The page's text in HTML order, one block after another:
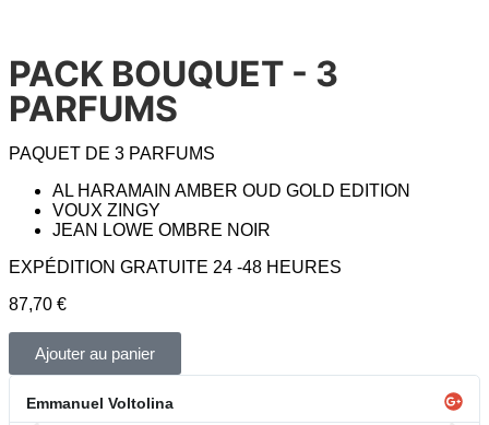
PACK BOUQUET - 3
PARFUMS
PAQUET DE 3 PARFUMS
AL HARAMAIN AMBER OUD GOLD EDITION
VOUX ZINGY
JEAN LOWE OMBRE NOIR
EXPÉDITION GRATUITE 24 -48 HEURES
87,70 €
Ajouter au panier
Emmanuel Voltolina